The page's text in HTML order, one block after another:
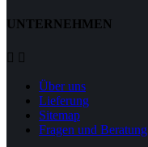
UNTERNEHMEN
 
Über uns
Lieferung
Sitemap
Fragen und Beratung